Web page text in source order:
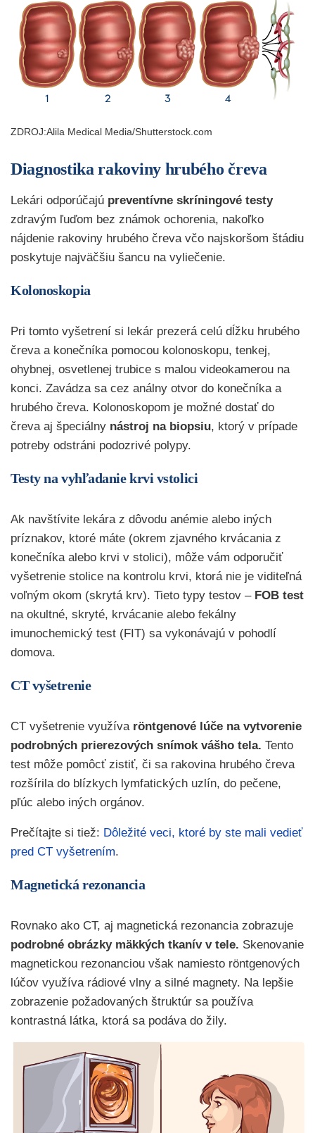
ZDROJ:Alila Medical Media/Shutterstock.com
Diagnostika rakoviny hrubého čreva
Lekári odporúčajú preventívne skríningové testy
zdravým ľuďom bez známok ochorenia, nakoľko
nájdenie rakoviny hrubého čreva včo najskoršom štádiu
poskytuje najväčšiu šancu na vyliečenie.
Kolonoskopia
Pri tomto vyšetrení si lekár prezerá celú dĺžku hrubého
čreva a konečníka pomocou kolonoskopu, tenkej,
ohybnej, osvetlenej trubice s malou videokamerou na
konci. Zavádza sa cez análny otvor do konečníka a
hrubého čreva. Kolonoskopom je možné dostať do
čreva aj špeciálny nástroj na biopsiu, ktorý v prípade
potreby odstráni podozrivé polypy.
Testy na vyhľadanie krvi vstolici
Ak navštívite lekára z dôvodu anémie alebo iných
príznakov, ktoré máte (okrem zjavného krvácania z
konečníka alebo krvi v stolici), môže vám odporučiť
vyšetrenie stolice na kontrolu krvi, ktorá nie je viditeľná
voľným okom (skrytá krv). Tieto typy testov – FOB test
na okultné, skryté, krvácanie alebo fekálny
imunochemický test (FIT) sa vykonávajú v pohodlí
domova.
CT vyšetrenie
CT vyšetrenie využívaröntgenové lúče na vytvorenie
podrobných prierezových snímok vášho tela. Tento
test môže pomôcť zistiť, či sa rakovina hrubého čreva
rozšírila do blízkych lymfatických uzlín, do pečene,
pľúc alebo iných orgánov.
Prečítajte si tiež: Dôležité veci, ktoré by ste mali vedieť
pred CT vyšetrením.
Magnetická rezonancia
Rovnako ako CT, aj magnetická rezonancia zobrazuje
podrobné obrázky mäkkých tkanív v tele. Skenovanie
magnetickou rezonanciou však namiesto röntgenových
lúčov využíva rádiové vlny a silné magnety. Na lepšie
zobrazenie požadovaných štruktúr sa používa
kontrastná látka, ktorá sa podáva do žily.